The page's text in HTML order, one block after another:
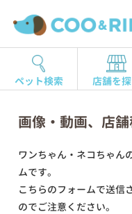
ペット検索 店舗を
画像・動画、店
ワンちゃん・ネコちゃん
ムです。
こちらのフォームで送信
のでご注意ください。